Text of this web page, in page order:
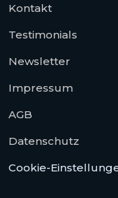
Kontakt
Testimonials
Newsletter
Impressum
AGB
Datenschutz
Cookie-